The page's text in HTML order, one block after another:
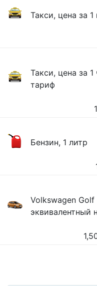
Такси, цена за
Такси, цена за
тариф
Бензин, 1 литр
Volkswagen Golf
эквивалентный